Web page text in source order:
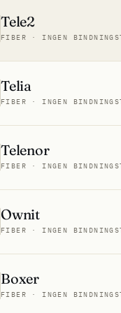
Tele2
FIBER · INGEN
Telia
FIBER · INGEN
Telenor
FIBER · INGEN
Ownit
FIBER · INGEN
Boxer
FIBER · INGEN